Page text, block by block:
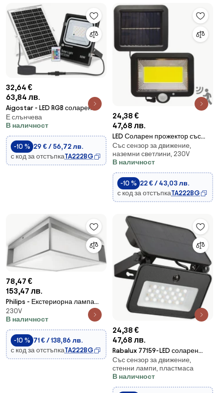
32,64 €
63,84 лв.
Aigostar - LED RGB соларен
прожектор 50W/3,2V IP66 с
димер и DO
Е слънчева
В наличност
-10 % 29 € / 56,72 лв.
с код за отстъпкаTA222BG
24,38 €
47,68 лв.
LED Соларен прожектор със
сензор DUO LED/1W/3,7V 1200
mAh IP44
Със сензор за движение,
наземни светлини, 230V
В наличност
-10 % 22 € / 43,03 лв.
с код за отстъпкаTA222BG
78,47 €
153,47 лв.
Philips - Екстериорна лампа
SKIES 2xE27/14W/230V IP44 сива
230V
В наличност
-10 % 71 € / 138,86 лв.
с код за отстъпкаTA222BG
24,38 €
47,68 лв.
Rabalux 77159-LED соларен
прожектор с LED сензор
6W/3,7V IP65
Със сензор за движение,
стенни лампи, пластмаса
В наличност